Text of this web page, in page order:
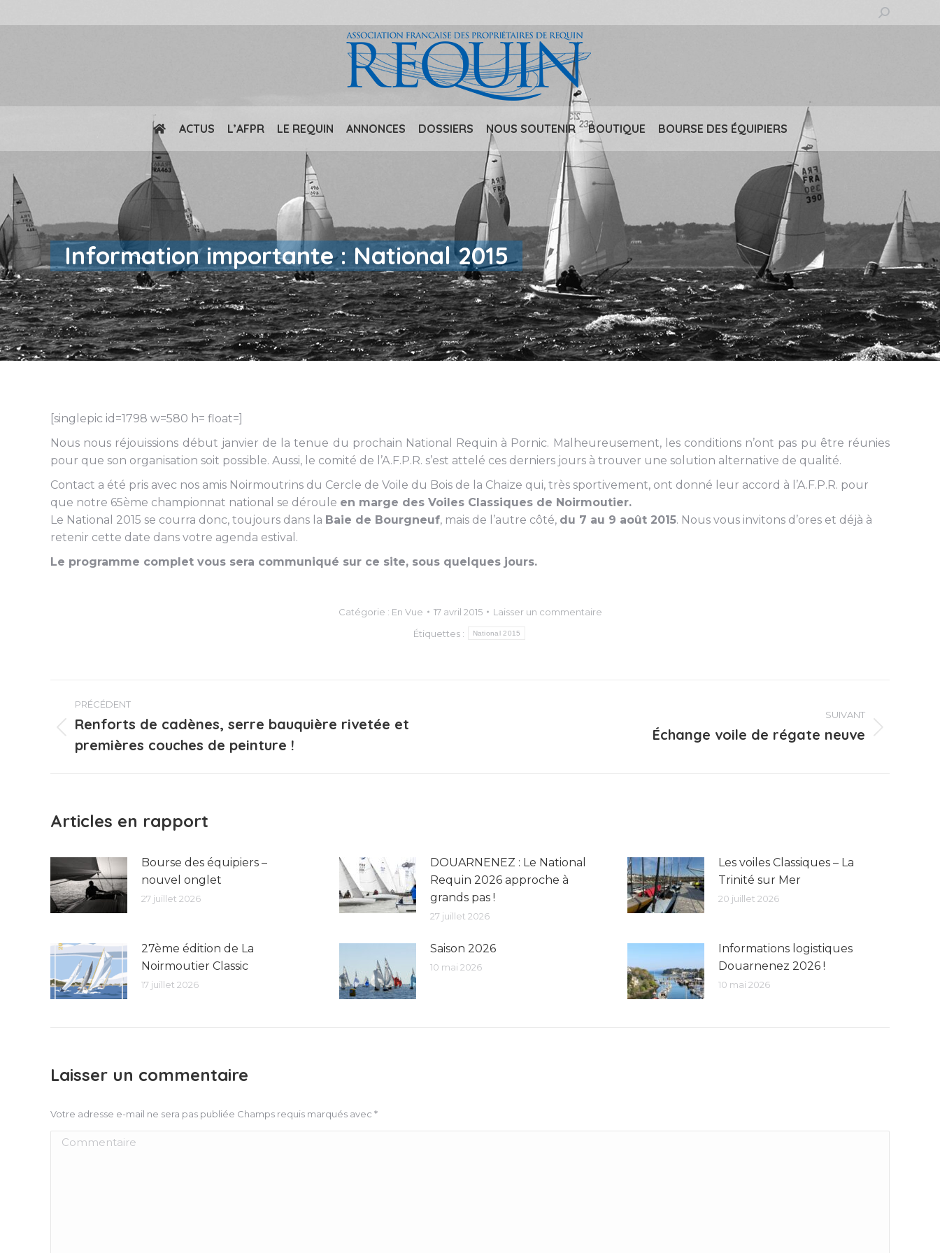
Recherche
:
ACTUS L’AFPR LE REQUIN ANNONCES DOSSIERS NOUS SOUTENIR BOUTIQUE BOURSE DES ÉQUIPIERS
Information importante : National 2015
[singlepic id=1798 w=580 h= float=]
Nous nous réjouissions début janvier de la tenue du prochain National Requin à Pornic. Malheureusement, les conditions n’ont pas pu être réunies
pour que son organisation soit possible. Aussi, le comité de l’A.F.P.R. s’est attelé ces derniers jours à trouver une solution alternative de qualité.
Contact a été pris avec nos amis Noirmoutrins du Cercle de Voile du Bois de la Chaize qui, très sportivement, ont donné leur accord à l’A.F.P.R. pour
que notre 65ème championnat national se déroule en marge des Voiles Classiques de Noirmoutier.
Le National 2015 se courra donc, toujours dans la Baie de Bourgneuf, mais de l’autre côté, du 7 au 9 août 2015. Nous vous invitons d’ores et déjà à
retenir cette date dans votre agenda estival.
Le programme complet vous sera communiqué sur ce site, sous quelques jours.
Catégorie : En Vue 17 avril 2015
Laisser un commentaire
Étiquettes :
National 2015
Navigation
article
PRÉCÉDENT
Article
précédent
Renforts de cadènes, serre bauquière rivetée et
premières couches de peinture !
SUIVANT
Échange voile de régate neuve
Articles en rapport
Bourse des équipiers –
nouvel onglet
27 juillet 2026
DOUARNENEZ : Le National
Requin 2026 approche à
grands pas !
27 juillet 2026
Les voiles Classiques – La
Trinité sur Mer
20 juillet 2026
27ème édition de La
Noirmoutier Classic
17 juillet 2026
Saison 2026
10 mai 2026
Informations logistiques
Douarnenez 2026 !
10 mai 2026
Laisser un commentaire
Votre adresse e-mail ne sera pas publiée Champs requis marqués avec *
Commentaire